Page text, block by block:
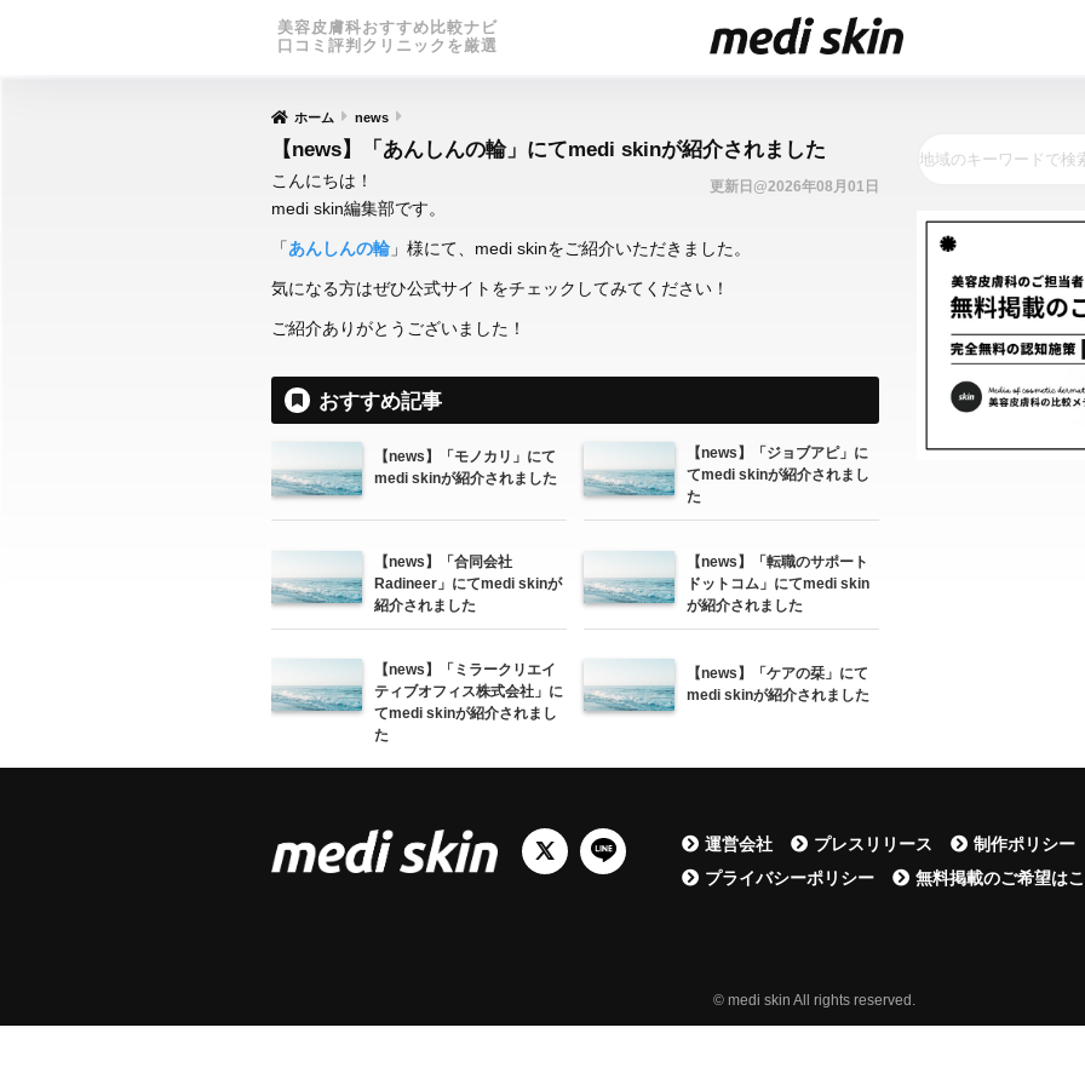
美容皮膚科おすすめ比較ナビ
口コミ評判クリニックを厳選
ホーム news
【news】「あんしんの輪」にてmedi skinが紹介されました
更新日@2026年08月01日
こんにちは！
medi skin編集部です。
「あんしんの輪」様にて、medi skinをご紹介いただきました。
気になる方はぜひ公式サイトをチェックしてみてください！
ご紹介ありがとうございました！
おすすめ記事
【news】「モノカリ」にて
medi skinが紹介されました
【news】「ジョブアピ」に
てmedi skinが紹介されまし
た
【news】「合同会社
Radineer」にてmedi skinが
紹介されました
【news】「転職のサポート
ドットコム」にてmedi skin
が紹介されました
【news】「ミラークリエイ
ティブオフィス株式会社」に
てmedi skinが紹介されまし
た
【news】「ケアの栞」にて
medi skinが紹介されました
運営会社 プレスリリース 制作ポリシー
プライバシーポリシー
無料掲載のご希望は
© medi skin All rights reserved.